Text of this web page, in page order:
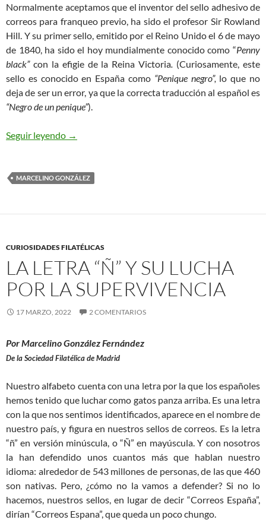
Normalmente aceptamos que el inventor del sello adhesivo de
correos para franqueo previo, ha sido el profesor Sir Rowland
Hill. Y su primer sello, emitido por el Reino Unido el 6 de mayo
de 1840, ha sido el hoy mundialmente conocido como “Penny
black”con la efigie de la Reina Victoria. (Curiosamente, este
sello es conocido en España como “Penique negro”, lo que no
deja de ser un error, ya que la correcta traducción al español es
“Negro de un penique”).
Seguir leyendo El caso de James Chalmers y el primer sello
→
MARCELINO GONZÁLEZ
CURIOSIDADES FILATÉLICAS
LA LETRA “Ñ” Y SU LUCHA
POR LA SUPERVIVENCIA
17 MARZO, 2022 2 COMENTARIOS
Por Marcelino González Fernández
De la Sociedad Filatélica de Madrid
Nuestro alfabeto cuenta con una letra por la que los españoles
hemos tenido que luchar como gatos panza arriba. Es una letra
con la que nos sentimos identificados, aparece en el nombre de
nuestro país, y figura en nuestros sellos de correos. Es la letra
“ñ” en versión minúscula, o “Ñ” en mayúscula. Y con nosotros
la han defendido unos cuantos más que hablan nuestro
idioma: alrededor de 543 millones de personas, de las que 460
son nativas. Pero, ¿cómo no la vamos a defender? Si no lo
hacemos, nuestros sellos, en lugar de decir “Correos España”,
dirían “Correos Espana”, que queda un poco chungo.